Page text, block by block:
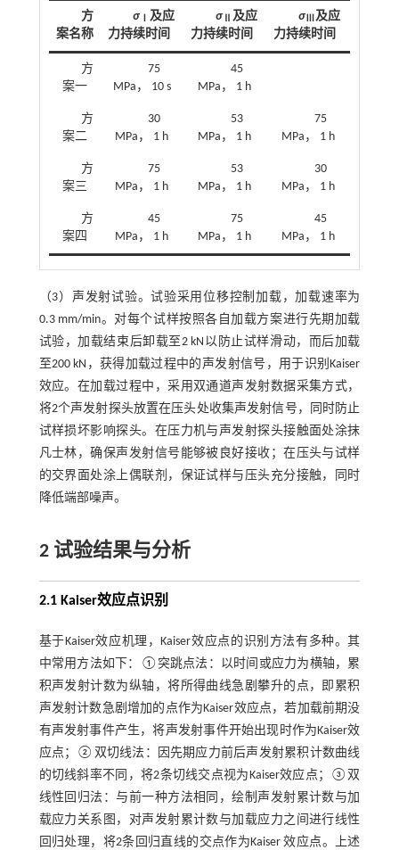
方
案名称
σ Ⅰ 及应
力持续时间
σ Ⅱ 及应
力持续时间
σⅢ及应
力持续时间
方
案一
75
MPa， 10 s
45
MPa， 1 h
方
案二
30
MPa， 1 h
53
MPa， 1 h
75
MPa， 1 h
方
案三
75
MPa， 1 h
53
MPa， 1 h
30
MPa， 1 h
方
案四
45
MPa， 1 h
75
MPa， 1 h
45
MPa， 1 h
（3）声发射试验。试验采用位移控制加载，加载速率为
0.3 mm/min。对每个试样按照各自加载方案进行先期加载
试验，加载结束后卸载至2 kN以防止试样滑动，而后加载
至200 kN，获得加载过程中的声发射信号，用于识别Kaiser
效应。在加载过程中，采用双通道声发射数据采集方式，
将2个声发射探头放置在压头处收集声发射信号，同时防止
试样损坏影响探头。在压力机与声发射探头接触面处涂抹
凡士林，确保声发射信号能够被良好接收；在压头与试样
的交界面处涂上偶联剂，保证试样与压头充分接触，同时
降低端部噪声。
2 试验结果与分析
2.1 Kaiser效应点识别
基于Kaiser效应机理，Kaiser效应点的识别方法有多种。其
中常用方法如下：①突跳点法：以时间或应力为横轴，累
积声发射计数为纵轴，将所得曲线急剧攀升的点，即累积
声发射计数急剧增加的点作为Kaiser效应点，若加载前期没
有声发射事件产生，将声发射事件开始出现时作为Kaiser效
应点；②双切线法：因先期应力前后声发射累积计数曲线
的切线斜率不同，将2条切线交点视为Kaiser效应点；③双
线性回归法：与前一种方法相同，绘制声发射累计数与加
载应力关系图，对声发射累计数与加载应力之间进行线性
回归处理，将2条回归直线的交点作为Kaiser 效应点。上述